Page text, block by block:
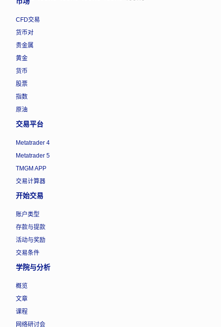
CFD交易
货币对
贵金属
黄金
货币
股票
指数
原油
交易平台
Metatrader 4
Metatrader 5
TMGM APP
交易计算器
开始交易
账户类型
存款与提款
活动与奖励
交易条件
学院与分析
概览
文章
课程
网络研讨会